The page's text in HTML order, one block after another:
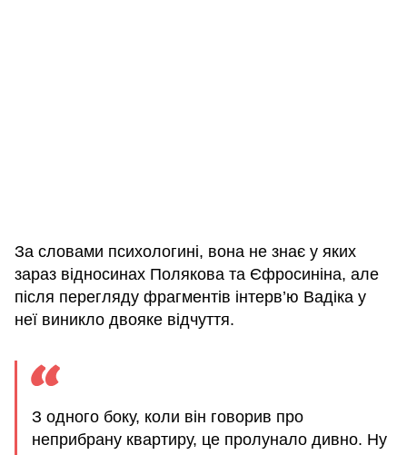
За словами психологині, вона не знає у яких
зараз відносинах Полякова та Єфросиніна, але
після перегляду фрагментів інтерв’ю Вадіка у
неї виникло двояке відчуття.
З одного боку, коли він говорив про
неприбрану квартиру, це пролунало дивно. Ну